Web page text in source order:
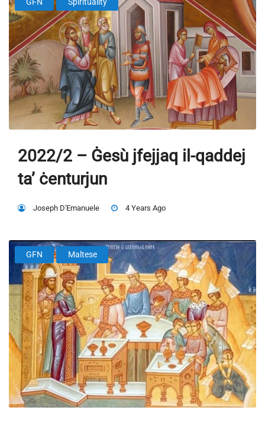
GFN Spirituality
2022/2 – Ġesù jfejjaq il-qaddej
ta’ ċenturjun
Joseph D'Emanuele 4 Years Ago
GFN Maltese